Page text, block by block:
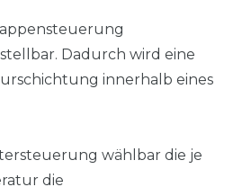
Dadurch wird eine
innerhalb eines
wählbar die je
die